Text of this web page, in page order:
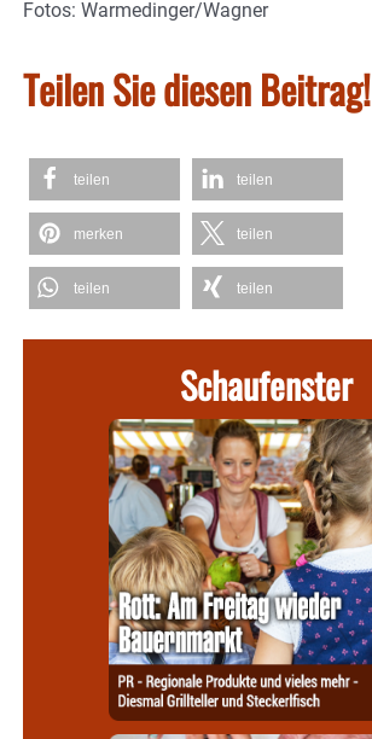
Fotos: Warmedinger/Wagner
Teilen Sie diesen Beitrag!
teilen teilen
merken teilen
teilen teilen
Schaufenster